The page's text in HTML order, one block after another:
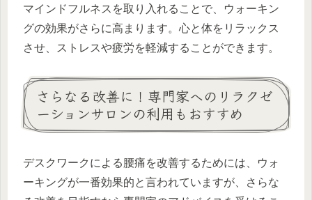
マインドフルネスを取り入れることで、ウォーキン
グの効果がさらに高まります。心と体をリラックス
させ、ストレスや疲労を軽減することができます。
さらなる改善に！専門家へのリラクゼ
ーションサロンの利用もおすすめ
デスクワークによる腰痛を改善するためには、ウォ
ーキングが一番効果的と言われていますが、さらな